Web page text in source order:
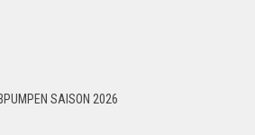
SAISON 2026